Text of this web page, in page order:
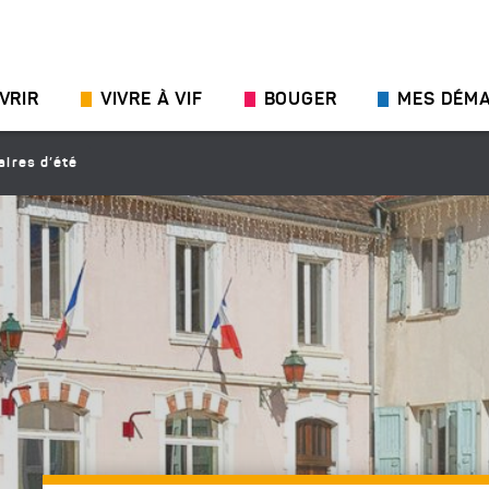
VIVRE À VIF BOUGER MES
d’été